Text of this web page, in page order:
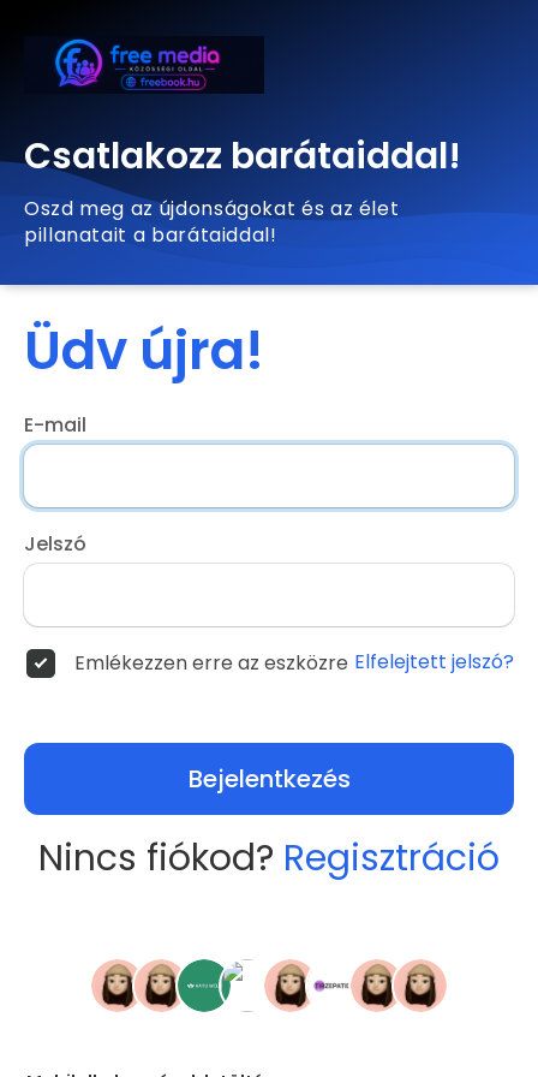
Csatlakozz barátaiddal!
Oszd meg az újdonságokat és az élet
pillanatait a barátaiddal!
Üdv újra!
E-mail
Jelszó
Emlékezzen erre az eszközre Elfelejtett jelszó?
Bejelentkezés
Nincs fiókod? Regisztráció